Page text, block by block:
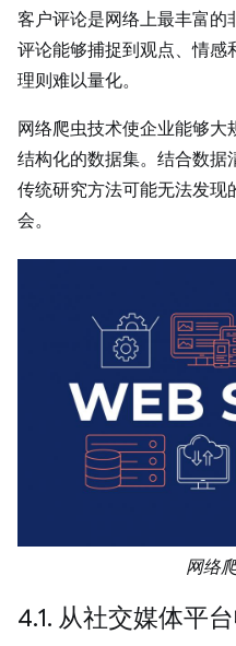
客户评论是网络上最丰富的
评论能够捕捉到观点、情感
理则难以量化。
网络爬虫技术使企业能够
结构化的数据集。结合数据
传统研究方法可能无法发现
会。
网络
4.1. 从社交媒体平